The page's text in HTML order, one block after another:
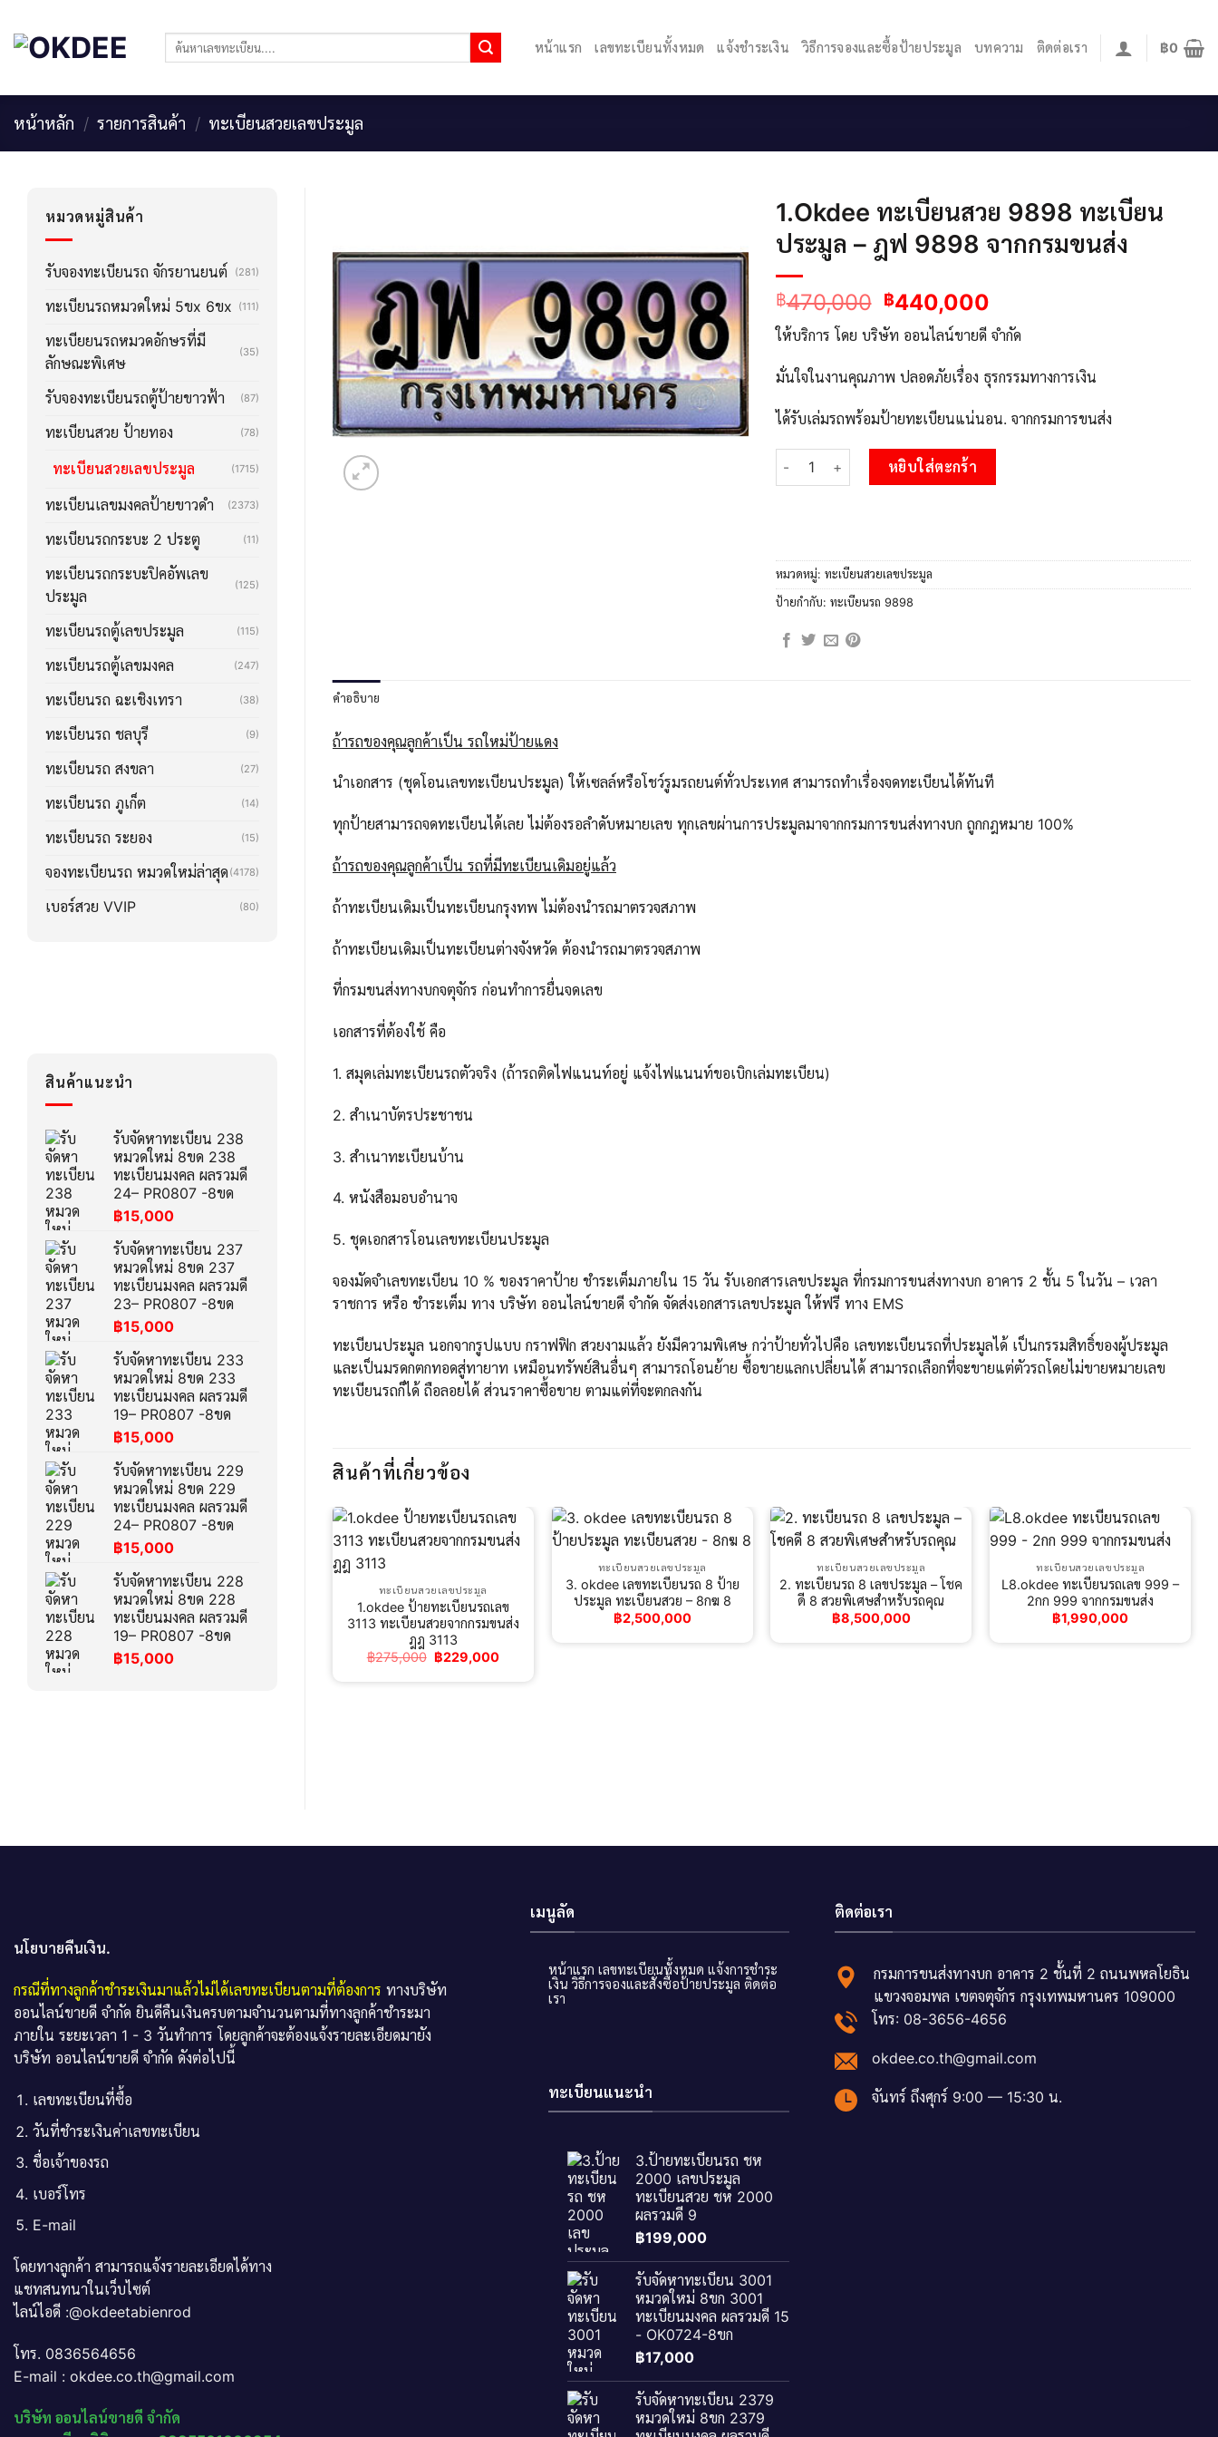
content
ค้นหา: หน้าแรก เลขทะเบียนทั้งหมด แจ้งชำระเงิน วิธีการจองและซื้อป้ายประมูล บทความ ติดต่อเรา ฿0
หน้าหลัก / รายการสินค้า / ทะเบียนสวยเลขประมูล
หมวดหมู่สินค้า
รับจองทะเบียนรถ จักรยานยนต์ (281)
ทะเบียนรถหมวดใหม่ 5ขx 6ขx (111)
ทะเบียยนรถหมวดอักษรที่มี
ลักษณะพิเศษ
(35)
รับจองทะเบียนรถตู้ป้ายขาวฟ้า (87)
ทะเบียนสวย ป้ายทอง (78)
ทะเบียนสวยเลขประมูล (1715)
ทะเบียนเลขมงคลป้ายขาวดำ (2373)
ทะเบียนรถกระบะ 2 ประตู (11)
ทะเบียนรถกระบะปิคอัพเลข
ประมูล
(125)
ทะเบียนรถตู้เลขประมูล (115)
ทะเบียนรถตู้เลขมงคล (247)
ทะเบียนรถ ฉะเชิงเทรา (38)
ทะเบียนรถ ชลบุรี (9)
ทะเบียนรถ สงขลา (27)
ทะเบียนรถ ภูเก็ต (14)
ทะเบียนรถ ระยอง (15)
จองทะเบียนรถ หมวดใหม่ล่าสุด (4178)
เบอร์สวย VVIP (80)
สินค้าแนะนำ
รับจัดหาทะเบียน 238
หมวดใหม่ 8ขด 238
ทะเบียนมงคล ผลรวมดี
24– PR0807 -8ขด
฿15,000
รับจัดหาทะเบียน 237
หมวดใหม่ 8ขด 237
ทะเบียนมงคล ผลรวมดี
23– PR0807 -8ขด
฿15,000
รับจัดหาทะเบียน 233
หมวดใหม่ 8ขด 233
ทะเบียนมงคล ผลรวมดี
19– PR0807 -8ขด
฿15,000
รับจัดหาทะเบียน 229
หมวดใหม่ 8ขด 229
ทะเบียนมงคล ผลรวมดี
24– PR0807 -8ขด
฿15,000
รับจัดหาทะเบียน 228
หมวดใหม่ 8ขด 228
ทะเบียนมงคล ผลรวมดี
19– PR0807 -8ขด
฿15,000
1.Okdee ทะเบียนสวย 9898 ทะเบียน
ประมูล – ฎฟ 9898​ จากกรมขนส่ง
฿470,000 Original
price
was:
฿470,000.
฿440,000Current
price
is:
฿440,000.
ให้บริการ โดย บริษัท ออนไลน์ขายดี จำกัด
มั่นใจในงานคุณภาพ ปลอดภัยเรื่อง ธุรกรรมทางการเงิน
ได้รับเล่มรถพร้อมป้ายทะเบียนแน่นอน. จากกรมการขนส่ง
จำนวน 1.Okdee ทะเบียนสวย 9898 ทะเบียนประมูล - ฎฟ 9898​ จากกรมขน
หยิบใส่ตะกร้า
หมวดหมู่: ทะเบียนสวยเลขประมูล
ป้ายกำกับ: ทะเบียนรถ 9898
คำอธิบาย
ถ้ารถของคุณลูกค้าเป็น รถใหม่ป้ายแดง
นำเอกสาร (ชุดโอนเลขทะเบียนประมูล) ให้เซลล์หรือโชว์รูมรถยนต์ทั่วประเทศ สามารถทำเรื่องจดทะเบียนได้ทันที
ทุกป้ายสามารถจดทะเบียนได้เลย ไม่ต้องรอลำดับหมายเลข ทุกเลขผ่านการประมูลมาจากกรมการขนส่งทางบก ถูกกฎหมาย 100%
ถ้ารถของคุณลูกค้าเป็น รถที่มีทะเบียนเดิมอยู่แล้ว
ถ้าทะเบียนเดิมเป็นทะเบียนกรุงทพ ไม่ต้องนำรถมาตรวจสภาพ
ถ้าทะเบียนเดิมเป็นทะเบียนต่างจังหวัด ต้องนำรถมาตรวจสภาพ
ที่กรมขนส่งทางบกจตุจักร ก่อนทำการยื่นจดเลข
เอกสารที่ต้องใช้ คือ
1. สมุดเล่มทะเบียนรถตัวจริง (ถ้ารถติดไฟแนนท์อยู่ แจ้งไฟแนนท์ขอเบิกเล่มทะเบียน)
2. สำเนาบัตรประชาชน
3. สำเนาทะเบียนบ้าน
4. หนังสือมอบอำนาจ
5. ชุดเอกสารโอนเลขทะเบียนประมูล
จองมัดจำเลขทะเบียน 10 % ของราคาป้าย ชำระเต็มภายใน 15 วัน รับเอกสารเลขประมูล ที่กรมการขนส่งทางบก อาคาร 2 ชั้น 5 ในวัน – เวลา
ราชการ หรือ ชำระเต็ม ทาง บริษัท ออนไลน์ขายดี จำกัด จัดส่งเอกสารเลขประมูล ให้ฟรี ทาง EMS
ทะเบียนประมูล นอกจากรูปแบบ กราฟฟิก สวยงามแล้ว ยังมีความพิเศษ กว่าป้ายทั่วไปคือ เลขทะเบียนรถที่ประมูลได้ เป็นกรรมสิทธิ์ของผู้ประมูล
และเป็นมรดกตกทอดสู่ทายาท เหมือนทรัพย์สินอื่นๆ สามารถโอนย้าย ซื้อขายแลกเปลี่ยนได้ สามารถเลือกที่จะขายแต่ตัวรถโดยไม่ขายหมายเลข
ทะเบียนรถก็ได้ ถือลอยได้ ส่วนราคาซื้อขาย ตามแต่ที่จะตกลงกัน
สินค้าที่เกี่ยวข้อง
ทะเบียนสวยเลขประมูล
1.okdee ป้ายทะเบียนรถเลข
3113 ทะเบียนสวยจากกรมขนส่ง
ฎฎ 3113
฿275,000 Original
price
฿229,000Current
ทะเบียนสวยเลขประมูล
3. okdee เลขทะเบียนรถ 8 ป้าย
ประมูล ทะเบียนสวย – 8กฆ 8
฿2,500,000
ทะเบียนสวยเลขประมูล
2. ทะเบียนรถ 8 เลขประมูล – โชค
ดี 8​ สวยพิเศษสำหรับรถคุณ
฿8,500,000
ทะเบียนสวยเลขประมูล
L8.okdee ทะเบียนรถเลข 999 –
2กก 999 จากกรมขนส่ง
฿1,990,000
นโยบายคืนเงิน.
กรณีที่ทางลูกค้าชำระเงินมาแล้วไม่ได้เลขทะเบียนตามที่ต้องการ ทางบริษัท
ออนไลน์ขายดี จำกัด ยินดีคืนเงินครบตามจำนวนตามที่ทางลูกค้าชำระมา
ภายใน ระยะเวลา 1 - 3 วันทำการ โดยลูกค้าจะต้องแจ้งรายละเอียดมายัง
บริษัท ออนไลน์ขายดี จำกัด ดังต่อไปนี้
เลขทะเบียนที่ซื้อ
วันที่ชำระเงินค่าเลขทะเบียน
ชื่อเจ้าของรถ
เบอร์โทร
E-mail
โดยทางลูกค้า สามารถแจ้งรายละเอียดได้ทาง
แชทสนทนาในเว็บไซต์
ไลน์ไอดี :@okdeetabienrod
โทร. 0836564656
E-mail : okdee.co.th@gmail.com
บริษัท ออนไลน์ขายดี จำกัด
เมนูลัด
หน้าแรก เลขทะเบียนทั้งหมด แจ้งการชำระ
เงิน วิธีการจองและสั่งซื้อป้ายประมูล ติดต่อ
เรา
ทะเบียนแนะนำ
3.ป้ายทะเบียนรถ ชห
2000 เลขประมูล
ทะเบียนสวย ชห 2000
ผลรวมดี 9
฿199,000
รับจัดหาทะเบียน 3001
หมวดใหม่ 8ขก 3001
ทะเบียนมงคล ผลรวมดี 15
- OK0724-8ขก
฿17,000
รับจัดหาทะเบียน 2379
หมวดใหม่ 8ขก 2379
ติดต่อเรา
กรมการขนส่งทางบก อาคาร 2 ชั้นที่ 2 ถนนพหลโยธิน
แขวงจอมพล เขตจตุจักร กรุงเทพมหานคร 109000
โทร: 08-3656-4656
okdee.co.th@gmail.com
จันทร์ ถึงศุกร์ 9:00 — 15:30 น.